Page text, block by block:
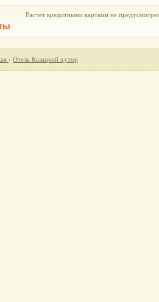
Расчет кредитными картами не
› Отель Казацкий хутор